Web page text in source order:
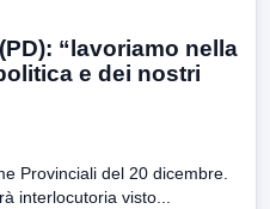
“lavoriamo nella
e dei nostri
Provinciali del 20 dicembre.
interlocutoria visto...